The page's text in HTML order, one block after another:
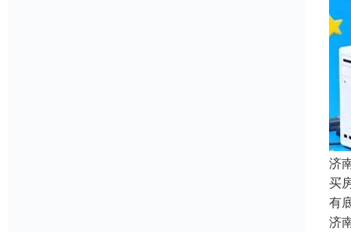
济
买
有
济